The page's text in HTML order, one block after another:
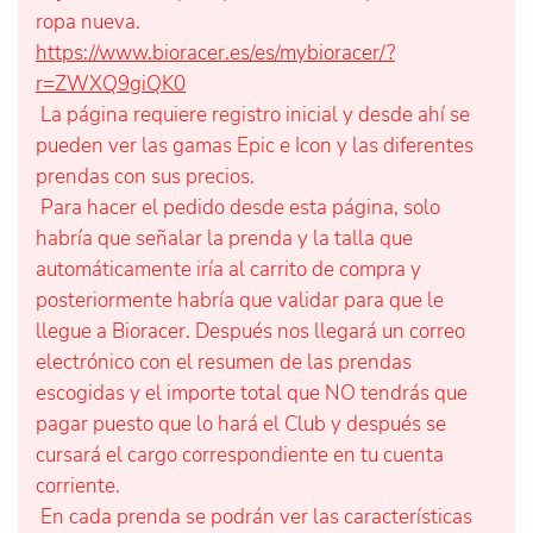
ropa nueva.
https://www.bioracer.es/es/mybioracer/?
r=ZWXQ9giQK0
La página requiere registro inicial y desde ahí se
pueden ver las gamas Epic e Icon y las diferentes
prendas con sus precios.
Para hacer el pedido desde esta página, solo
habría que señalar la prenda y la talla que
automáticamente iría al carrito de compra y
posteriormente habría que validar para que le
llegue a Bioracer. Después nos llegará un correo
electrónico con el resumen de las prendas
escogidas y el importe total que NO tendrás que
pagar puesto que lo hará el Club y después se
cursará el cargo correspondiente en tu cuenta
corriente.
En cada prenda se podrán ver las características